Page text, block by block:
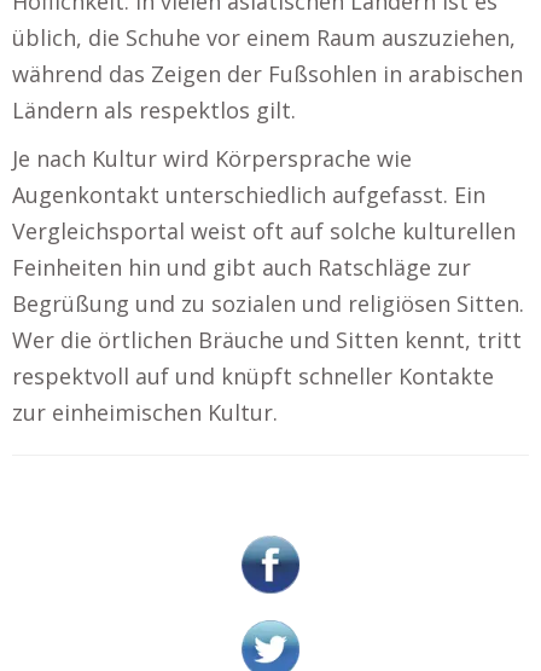
üblich, die Schuhe vor einem Raum auszuziehen,
während das Zeigen der Fußsohlen in arabischen
Ländern als respektlos gilt.
Je nach Kultur wird Körpersprache wie
Augenkontakt unterschiedlich aufgefasst. Ein
Vergleichsportal weist oft auf solche kulturellen
Feinheiten hin und gibt auch Ratschläge zur
Begrüßung und zu sozialen und religiösen Sitten.
Wer die örtlichen Bräuche und Sitten kennt, tritt
respektvoll auf und knüpft schneller Kontakte
zur einheimischen Kultur.